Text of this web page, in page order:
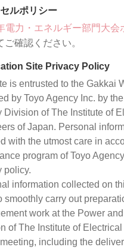
ルポリシー
電力・エネルギー部門大会
ご確認ください。
Site Privacy Policy
is entrusted to the Gakkai
by Toyo Agency Inc. by
Division of The Institute of
of Japan. Personal
with the utmost care in
program of Toyo
policy.
information collected on
smoothly carry out
work at the Power
of The Institute of
including the